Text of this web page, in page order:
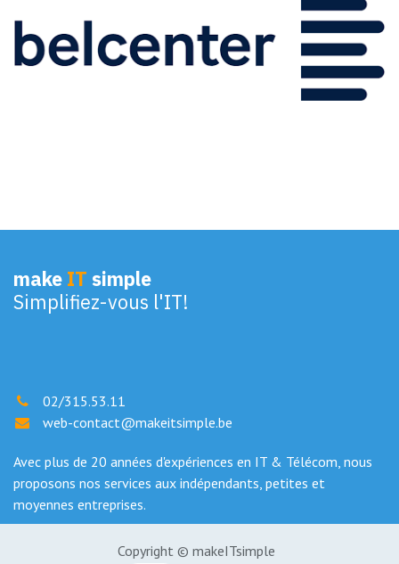
make IT simple
Simplifiez-vous l'IT!
02/315.53.11
web-contact@makeitsimple.be
Avec plus de 20 années d'expériences en IT & Télécom, nous
proposons nos services aux indépendants, petites et
moyennes entreprises.
Copyright © makeITsimple